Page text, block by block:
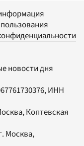
новости дня
ИНН
Коптевская
Москва,